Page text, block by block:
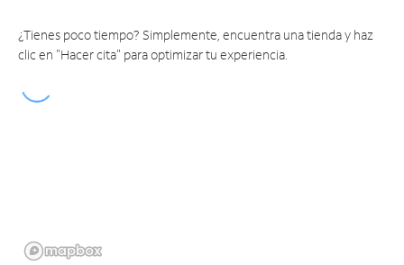
¿Tienes poco tiempo? Simplemente, encuentra una tienda y haz
clic en "Hacer cita" para optimizar tu experiencia.